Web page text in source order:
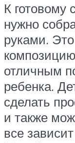
К готовому
нужно
руками.
отличным
ребенка.
сделать
и также
все